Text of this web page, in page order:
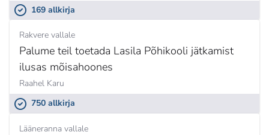
169 allkirja
Rakvere vallale
Palume teil toetada Lasila Põhikooli jätkamist
ilusas mõisahoones
Raahel Karu
750 allkirja
Lääneranna vallale